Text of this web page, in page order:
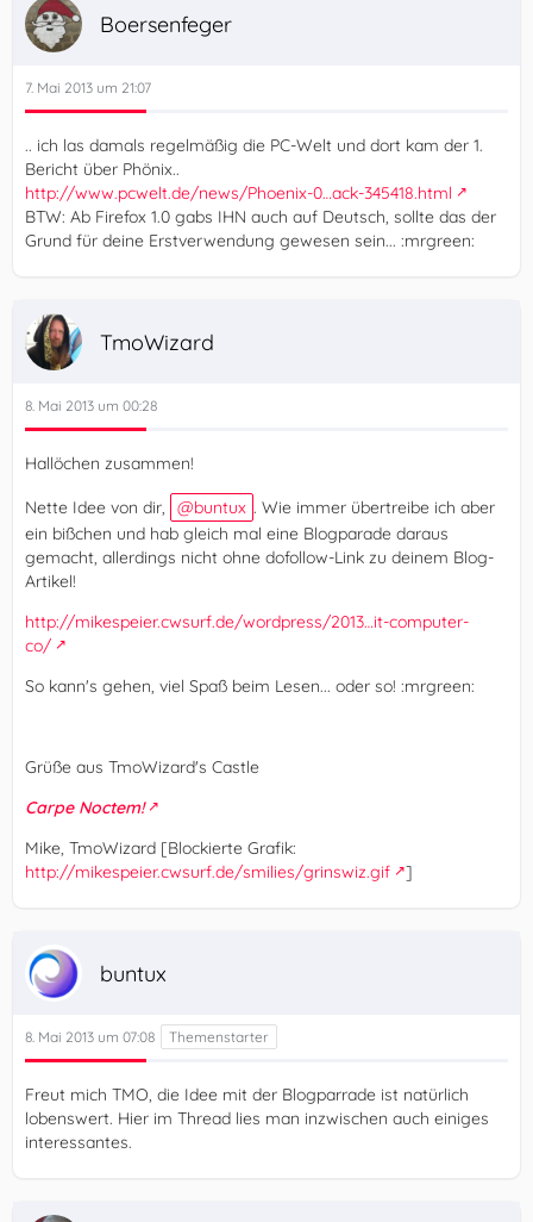
Boersenfeger
7. Mai 2013 um 21:07
.. ich las damals regelmäßig die PC-Welt und dort kam der 1.
Bericht über Phönix..
http://www.pcwelt.de/news/Phoenix-0…ack-345418.html
BTW: Ab Firefox 1.0 gabs IHN auch auf Deutsch, sollte das der
Grund für deine Erstverwendung gewesen sein... :mrgreen:
TmoWizard
8. Mai 2013 um 00:28
Hallöchen zusammen!
Nette Idee von dir, buntux . Wie immer übertreibe ich aber
ein bißchen und hab gleich mal eine Blogparade daraus
gemacht, allerdings nicht ohne dofollow-Link zu deinem Blog-
Artikel!
http://mikespeier.cwsurf.de/wordpress/2013…it-computer-
co/
So kann's gehen, viel Spaß beim Lesen... oder so! :mrgreen:
Grüße aus TmoWizard's Castle
Carpe Noctem!
Mike, TmoWizard [Blockierte Grafik:
http://mikespeier.cwsurf.de/smilies/grinswiz.gif
]
buntux
8. Mai 2013 um 07:08
Freut mich TMO, die Idee mit der Blogparrade ist natürlich
lobenswert. Hier im Thread lies man inzwischen auch einiges
interessantes.